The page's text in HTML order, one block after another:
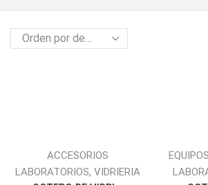
ACCESORIOS
LABORATORIOS, VIDRIERIA